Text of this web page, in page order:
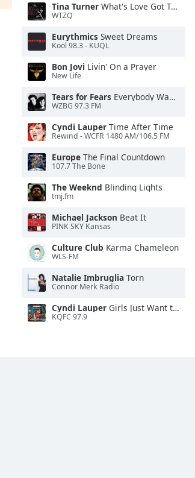
Tina Turner What's Love Got To Do With It
WTZQ
Eurythmics Sweet Dreams
Kool 98.3 - KUQL
Bon Jovi Livin' On a Prayer
New Life
Tears for Fears Everybody Wants To Rule the World
WZBG 97.3 FM
Cyndi Lauper Time After Time
Rewind - WCFR 1480 AM/106.5 FM
Europe The Final Countdown
107.7 The Bone
The Weeknd Blinding Lights
tmj.fm
Michael Jackson Beat It
PINK SKY Kansas
Culture Club Karma Chameleon
WLS-FM
Natalie Imbruglia Torn
Connor Merk Radio
Cyndi Lauper Girls Just Want to Have Fun
KQFC 97.9